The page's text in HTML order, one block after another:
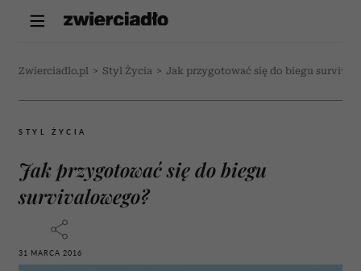
Zwierciadlo.pl > Styl Życia > Jak przygotować się do biegu
STYL ŻYCIA
Jak przygotować się do biegu
survivalowego?
31 MARCA 2016